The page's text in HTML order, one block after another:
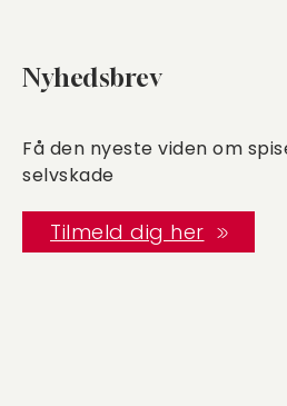
Nyhedsbrev
Få den nyeste viden om
selvskade
Tilmeld dig her